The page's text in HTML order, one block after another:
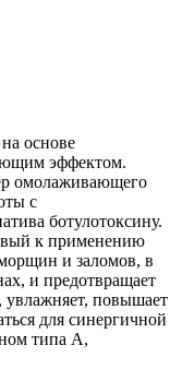
основе
эффектом.
омолаживающего
с
ботулотоксину.
к применению
и заломов, в
и предотвращает
увлажняет, повышает
для синергичной
типа А,